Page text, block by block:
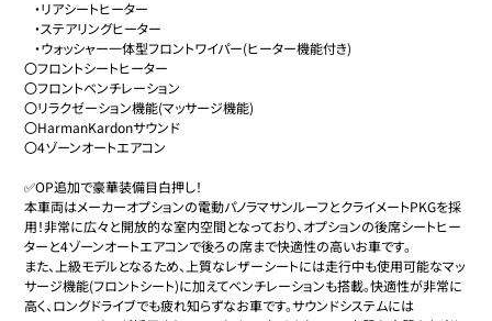
〇フロントシートヒーター
〇フロントベンチレーション
〇リラクゼーション機能(マッサージ機能)
〇HarmanKardonサウンド
〇4ゾーンオートエアコン
✅OP追加で豪華装備目白押し！
本車両はメーカーオプションの電動パノラマサンルーフとクライメートPKGを採
用！非常に広々と開放的な室内空間となっており、オプションの後席シートヒー
ターと4ゾーンオートエアコンで後ろの席まで快適性の高いお車です。
また、上級モデルとなるため、上質なレザーシートには走行中も使用可能なマッ
サージ機能(フロントシート)に加えてベンチレーションも搭載。快適性が非常に
高く、ロングドライブでも疲れ知らずなお車です。サウンドシステムには